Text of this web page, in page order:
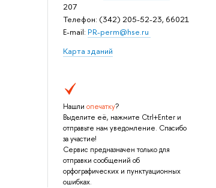
207
Телефон: (342) 205-52-23, 66021
E-mail: PR-perm@hse.ru
Карта зданий
Нашли опечатку?
Выделите её, нажмите Ctrl+Enter и
отправьте нам уведомление. Спасибо
за участие!
Сервис предназначен только для
отправки сообщений об
орфографических и пунктуационных
ошибках.